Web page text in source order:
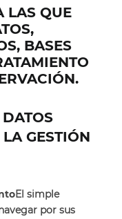
LAS QUE
BASES
GESTIÓN
El simple
por sus